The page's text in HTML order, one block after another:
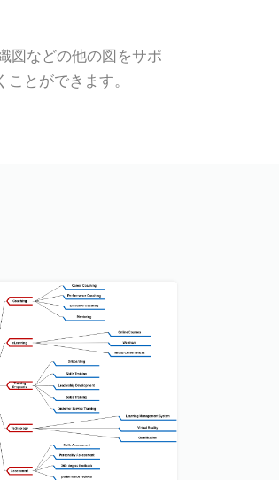
図などの他の図をサポ
とができます。